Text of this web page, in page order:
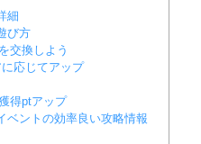
細
び方
交換しよう
応じてアップ
得ptアップ
ベントの効率良い攻略情報